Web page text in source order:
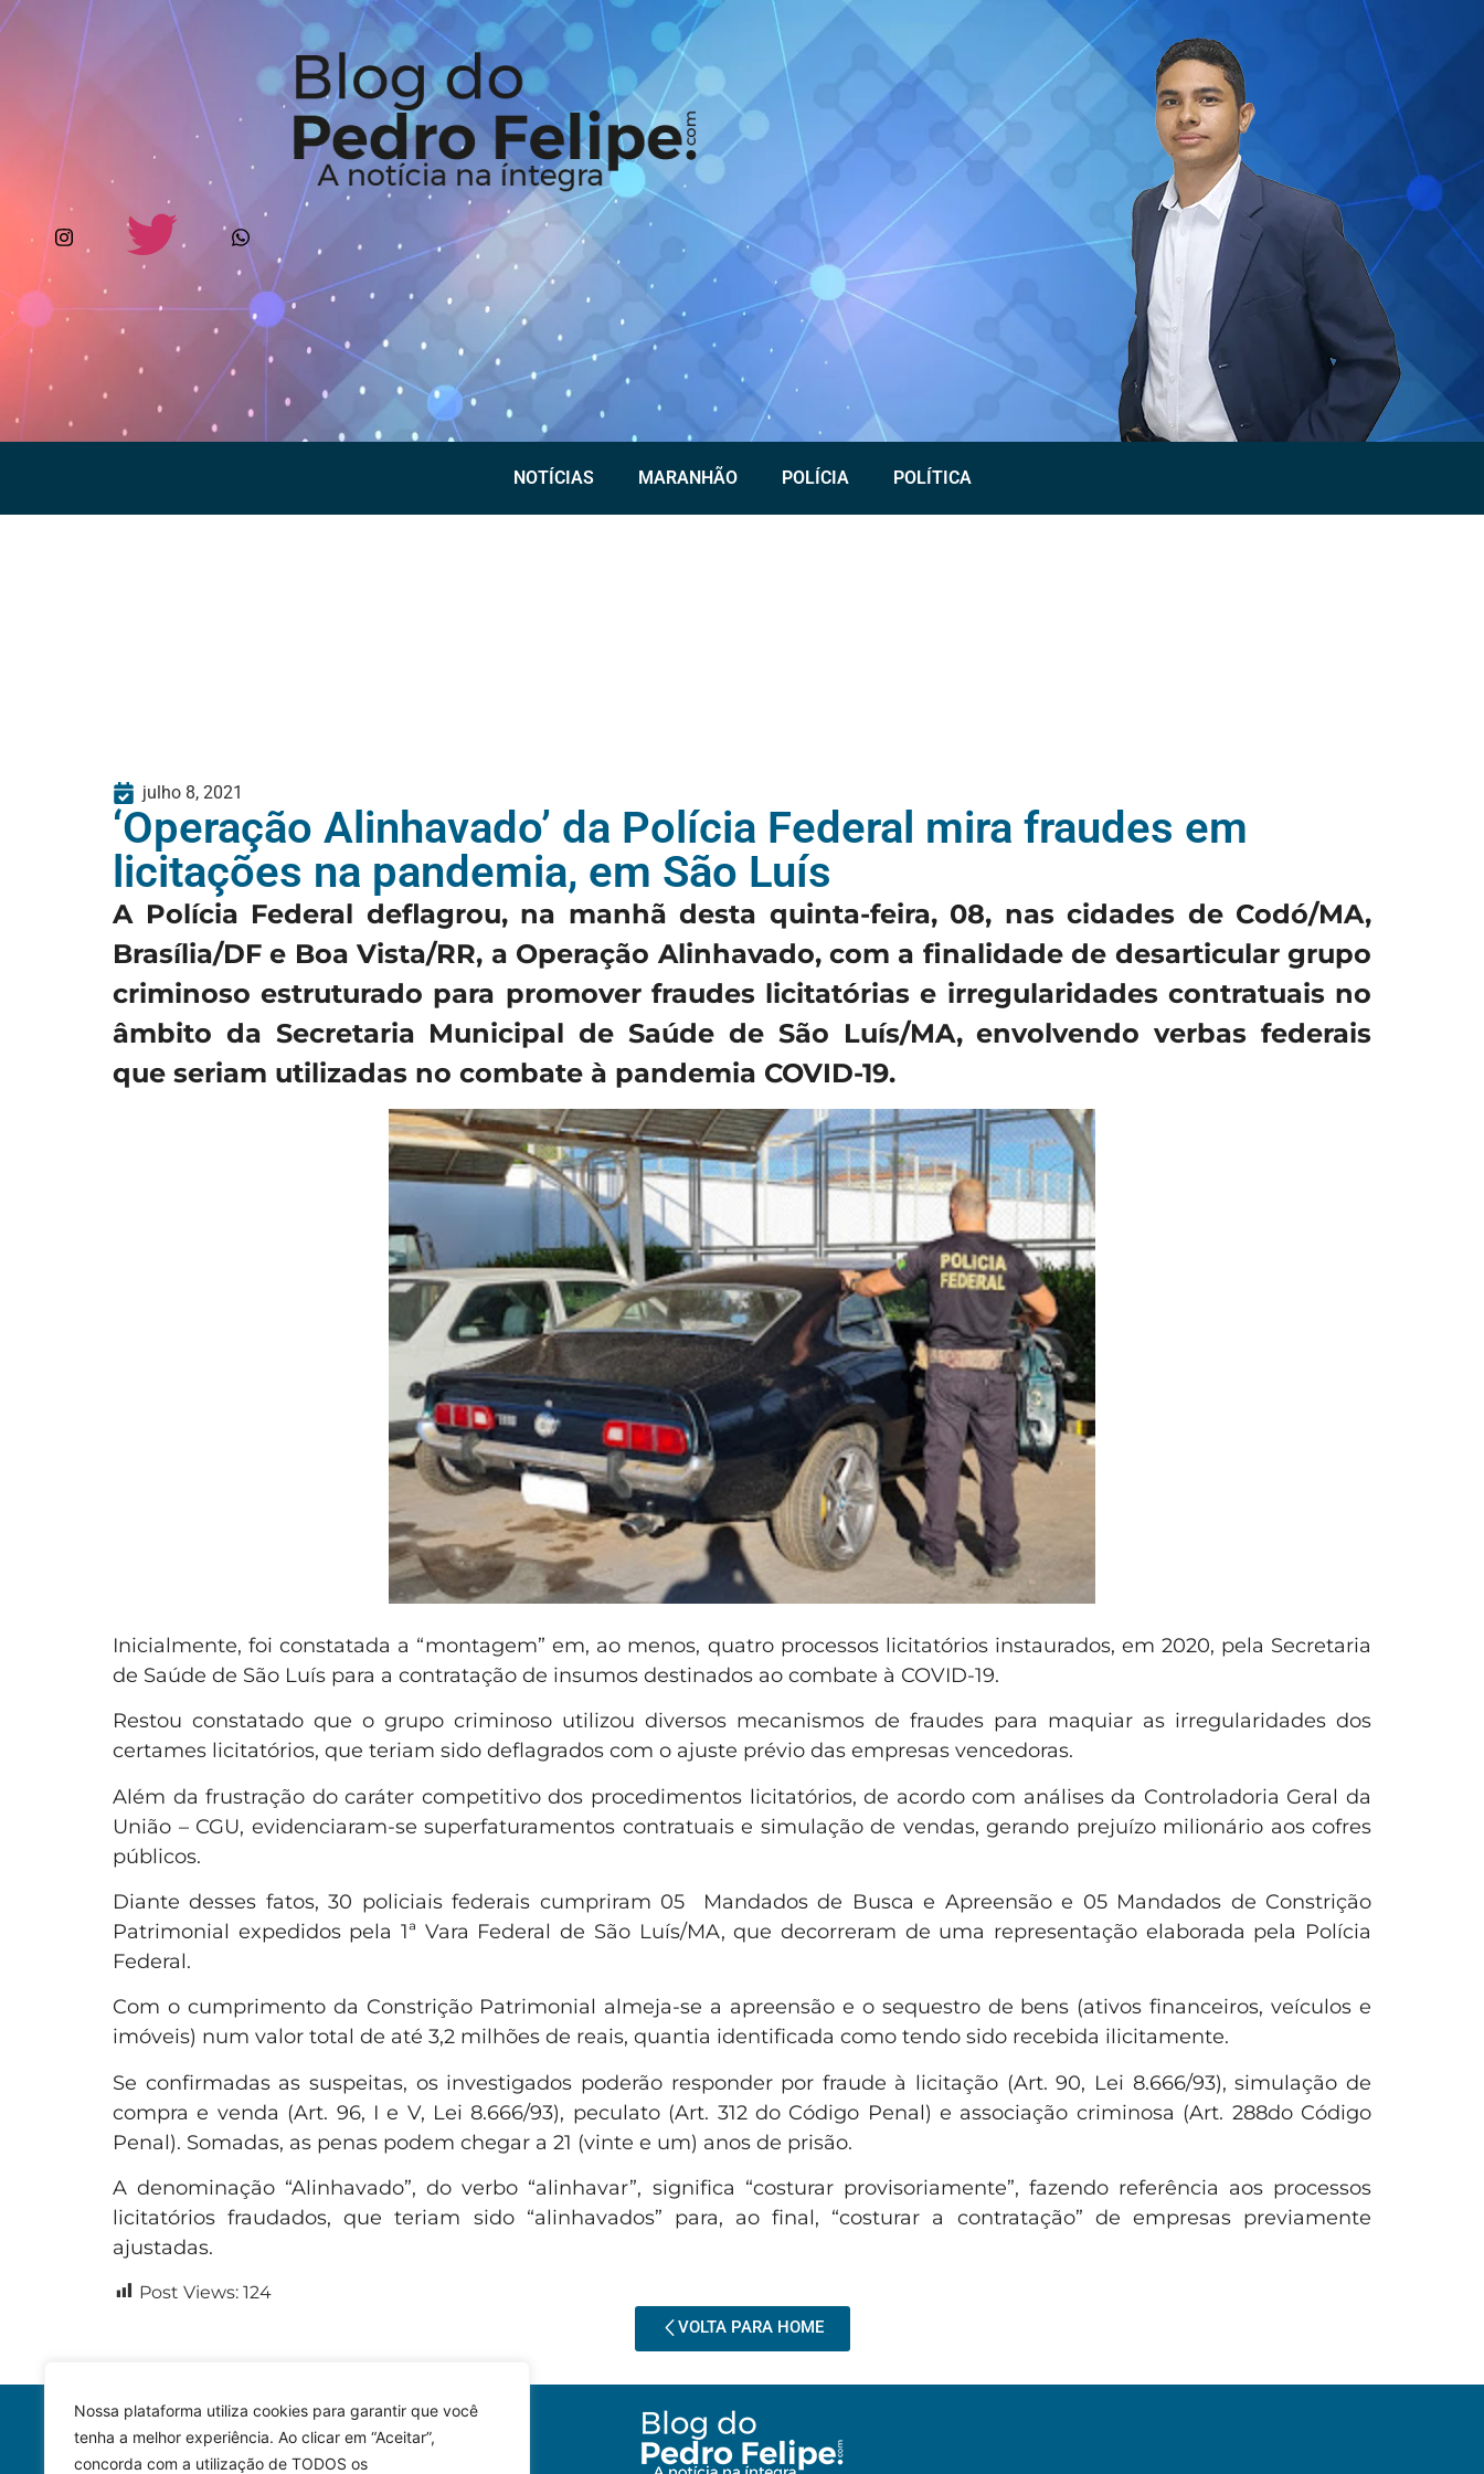
Nossa plataforma utiliza cookies para garantir que você
tenha a melhor experiência. Ao clicar em “Aceitar”,
concorda com a utilização de TODOS os
NOTÍCIAS MARANHÃO POLÍCIA POLÍTICA
julho 8, 2021
‘Operação Alinhavado’ da Polícia Federal mira fraudes em
licitações na pandemia, em São Luís
A Polícia Federal deflagrou, na manhã desta quinta-feira, 08, nas cidades de Codó/MA,
Brasília/DF e Boa Vista/RR, a Operação Alinhavado, com a finalidade de desarticular grupo
criminoso estruturado para promover fraudes licitatórias e irregularidades contratuais no
âmbito da Secretaria Municipal de Saúde de São Luís/MA, envolvendo verbas federais
que seriam utilizadas no combate à pandemia COVID-19.
Inicialmente, foi constatada a “montagem” em, ao menos, quatro processos licitatórios instaurados, em 2020, pela Secretaria
de Saúde de São Luís para a contratação de insumos destinados ao combate à COVID-19.
Restou constatado que o grupo criminoso utilizou diversos mecanismos de fraudes para maquiar as irregularidades dos
certames licitatórios, que teriam sido deflagrados com o ajuste prévio das empresas vencedoras.
Além da frustração do caráter competitivo dos procedimentos licitatórios, de acordo com análises da Controladoria Geral da
União – CGU, evidenciaram-se superfaturamentos contratuais e simulação de vendas, gerando prejuízo milionário aos cofres
públicos.
Diante desses fatos, 30 policiais federais cumpriram 05 Mandados de Busca e Apreensão e 05 Mandados de Constrição
Patrimonial expedidos pela 1ª Vara Federal de São Luís/MA, que decorreram de uma representação elaborada pela Polícia
Federal.
Com o cumprimento da Constrição Patrimonial almeja-se a apreensão e o sequestro de bens (ativos financeiros, veículos e
imóveis) num valor total de até 3,2 milhões de reais, quantia identificada como tendo sido recebida ilicitamente.
Se confirmadas as suspeitas, os investigados poderão responder por fraude à licitação (Art. 90, Lei 8.666/93), simulação de
compra e venda (Art. 96, I e V, Lei 8.666/93), peculato (Art. 312 do Código Penal) e associação criminosa (Art. 288do Código
Penal). Somadas, as penas podem chegar a 21 (vinte e um) anos de prisão.
A denominação “Alinhavado”, do verbo “alinhavar”, significa “costurar provisoriamente”, fazendo referência aos processos
licitatórios fraudados, que teriam sido “alinhavados” para, ao final, “costurar a contratação” de empresas previamente
ajustadas.
Post Views: 124
VOLTA PARA HOME